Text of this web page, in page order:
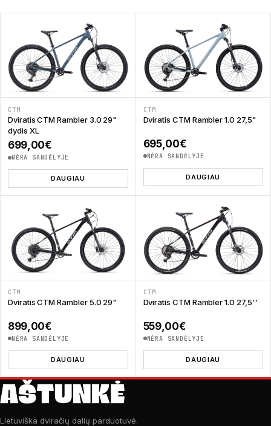
CTM
Dviratis CTM Rambler 3.0 29"
dydis XL
699,00€
NĖRA SANDĖLYJE
DAUGIAU
CTM
Dviratis CTM Rambler 1.0 27,5"
695,00€
NĖRA SANDĖLYJE
DAUGIAU
CTM
Dviratis CTM Rambler 5.0 29"
899,00€
NĖRA SANDĖLYJE
DAUGIAU
CTM
Dviratis CTM Rambler 1.0 27,5''
559,00€
NĖRA SANDĖLYJE
DAUGIAU
Lietuviška dviračių dalių parduotuvė.